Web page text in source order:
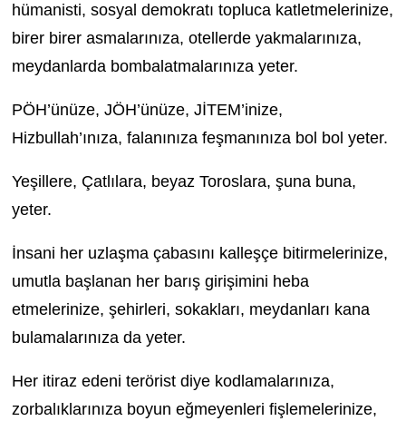
hümanisti, sosyal demokratı topluca katletmelerinize,
birer birer asmalarınıza, otellerde yakmalarınıza,
meydanlarda bombalatmalarınıza yeter.
PÖH’ünüze, JÖH’ünüze, JİTEM’inize,
Hizbullah’ınıza, falanınıza feşmanınıza bol bol yeter.
Yeşillere, Çatlılara, beyaz Toroslara, şuna buna,
yeter.
İnsani her uzlaşma çabasını kalleşçe bitirmelerinize,
umutla başlanan her barış girişimini heba
etmelerinize, şehirleri, sokakları, meydanları kana
bulamalarınıza da yeter.
Her itiraz edeni terörist diye kodlamalarınıza,
zorbalıklarınıza boyun eğmeyenleri fişlemelerinize,